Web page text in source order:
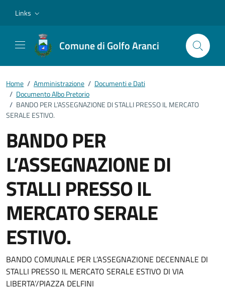
Links
Comune di Golfo Aranci
Home / Amministrazione / Documenti e Dati
/ Documento Albo Pretorio
/ BANDO PER L’ASSEGNAZIONE DI STALLI PRESSO IL MERCATO
SERALE ESTIVO.
BANDO PER
L’ASSEGNAZIONE DI
STALLI PRESSO IL
MERCATO SERALE
ESTIVO.
Dettagli del documento
BANDO COMUNALE PER L’ASSEGNAZIONE DECENNALE DI
STALLI PRESSO IL MERCATO SERALE ESTIVO DI VIA
LIBERTA’/PIAZZA DELFINI